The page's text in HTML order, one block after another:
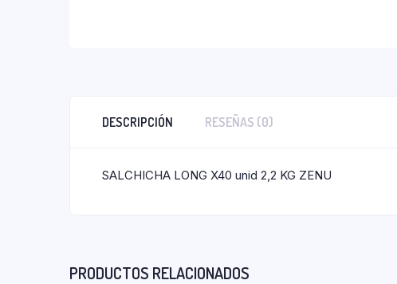
DESCRIPCIÓN RESEÑAS (0)
SALCHICHA LONG X40 unid 2,2 KG ZENU
PRODUCTOS RELACIONADOS